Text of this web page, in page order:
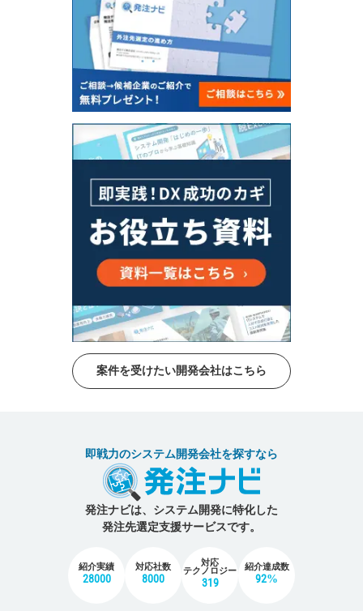
案件を受けたい開発会社はこちら
即戦力のシステム開発会社を探すなら
発注ナビは、システム開発に特化した
発注先選定支援サービスです。
紹介実績
28000
対応社数
8000
対応
テクノロジー
319
紹介達成数
92%